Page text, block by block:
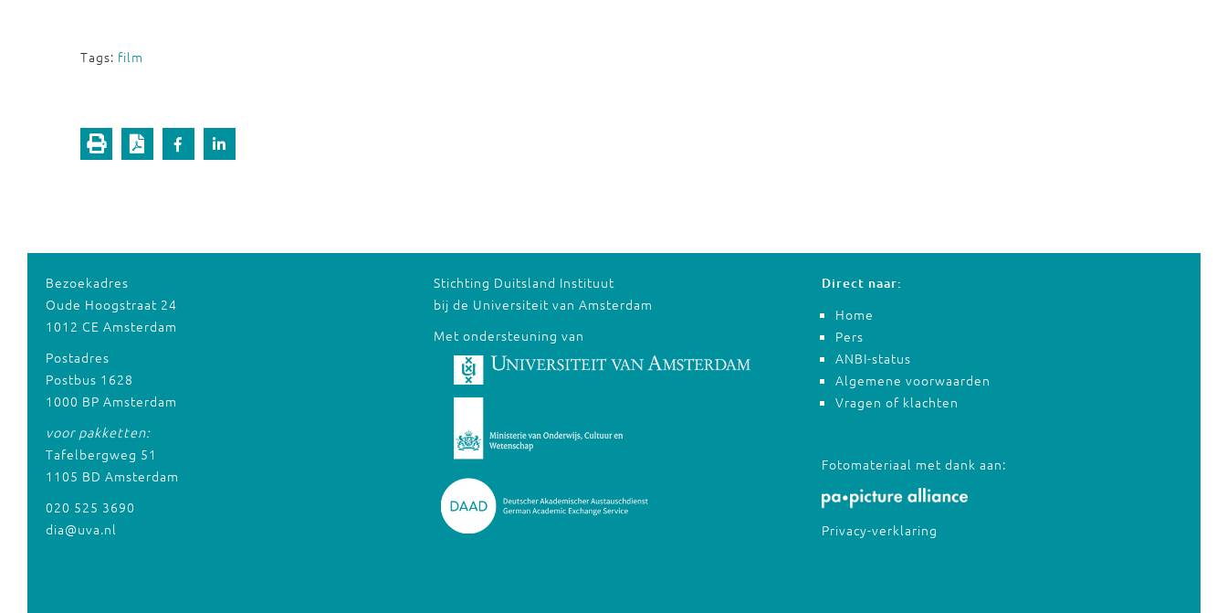
Tags: film
Bezoekadres
Oude Hoogstraat 24
1012 CE Amsterdam
Postadres
Postbus 1628
1000 BP Amsterdam
voor pakketten:
Tafelbergweg 51
1105 BD Amsterdam
020 525 3690
dia@uva.nl
Stichting Duitsland Instituut
bij de Universiteit van Amsterdam
Met ondersteuning van
Direct naar:
Home
Pers
ANBI-status
Algemene voorwaarden
Vragen of klachten
Fotomateriaal met dank aan:
Privacy-verklaring